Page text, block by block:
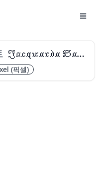
Jacquarda Bastarda 9
(픽셀)